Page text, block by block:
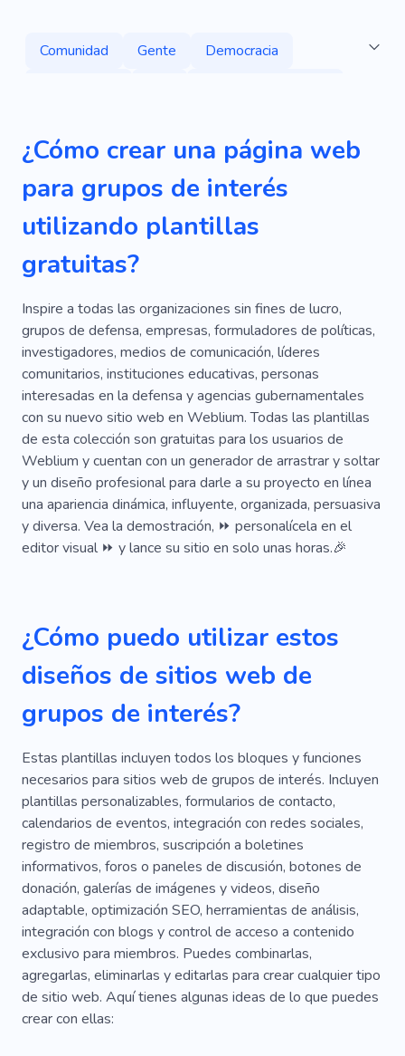
Comunidad Gente
Democracia
Abuso
Discriminación
Disentimiento
Gobierno
Político Libertad
Elecciones
Personas De Ideas Afines
Humanidad
¿Cómo crear una página web
para grupos de interés
utilizando plantillas
gratuitas?
Inspire a todas las organizaciones sin fines de lucro,
grupos de defensa, empresas, formuladores de políticas,
investigadores, medios de comunicación, líderes
comunitarios, instituciones educativas, personas
interesadas en la defensa y agencias gubernamentales
con su nuevo sitio web en Weblium. Todas las plantillas
de esta colección son gratuitas para los usuarios de
Weblium y cuentan con un generador de arrastrar y soltar
y un diseño profesional para darle a su proyecto en línea
una apariencia dinámica, influyente, organizada, persuasiva
y diversa. Vea la demostración, ⏩ personalícela en el
editor visual ⏩ y lance su sitio en solo unas horas.🎉
¿Cómo puedo utilizar estos
diseños de sitios web de
grupos de interés?
Estas plantillas incluyen todos los bloques y funciones
necesarios para sitios web de grupos de interés. Incluyen
plantillas personalizables, formularios de contacto,
calendarios de eventos, integración con redes sociales,
registro de miembros, suscripción a boletines
informativos, foros o paneles de discusión, botones de
donación, galerías de imágenes y videos, diseño
adaptable, optimización SEO, herramientas de análisis,
integración con blogs y control de acceso a contenido
exclusivo para miembros. Puedes combinarlas,
agregarlas, eliminarlas y editarlas para crear cualquier tipo
de sitio web. Aquí tienes algunas ideas de lo que puedes
crear con ellas: